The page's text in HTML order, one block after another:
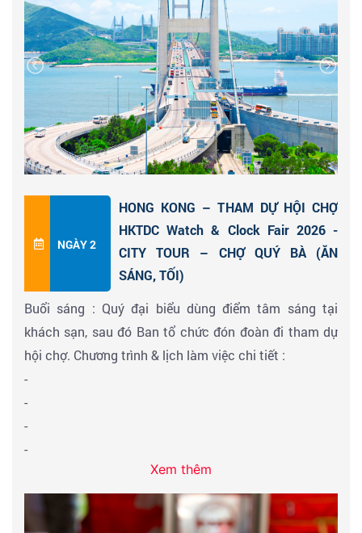
phòng tại khách sạn 4 sao nghỉ ngơi.
Hãng hàng không VietJet Air - Chuyến bay đi dự kiến:
15h10 HCM – HONGKONG.
NGÀY 2
HONG KONG – THAM DỰ HỘI CHỢ
HKTDC Watch & Clock Fair 2026 -
CITY TOUR – CHỢ QUÝ BÀ (ĂN
SÁNG, TỐI)
Buổi sáng : Quý đại biểu dùng điểm tâm sáng tại
khách sạn, sau đó Ban tổ chức đón đoàn đi tham dự
hội chợ. Chương trình & lịch làm việc chi tiết :
-
-
-
-
-
Quý đại biểu ăn trưa tại khu vực nhà hàng trong khu
Xem thêm